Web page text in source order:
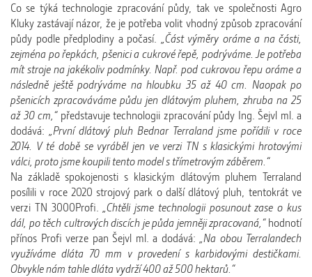
Co se týká technologie zpracování půdy, tak ve společnosti Agro
Kluky zastávají názor, že je potřeba volit vhodný způsob zpracování
půdy podle předplodiny a počasí. „Část výměry oráme a na části,
zejména po řepkách, pšenici a cukrové řepě, podrýváme. Je potřeba
mít stroje na jakékoliv podmínky. Např. pod cukrovou řepu oráme a
následně ještě podrýváme na hloubku 35 až 40 cm. Naopak po
pšenicích zpracováváme půdu jen dlátovým pluhem, zhruba na 25
až 30 cm,“ představuje technologii zpracování půdy Ing. Šejvl ml. a
dodává: „První dlátový pluh Bednar Terraland jsme pořídili v roce
2014. V té době se vyráběl jen ve verzi TN s klasickými hrotovými
válci, proto jsme koupili tento model s třímetrovým záběrem.“
Na základě spokojenosti s klasickým dlátovým pluhem Terraland
posílili v roce 2020 strojový park o další dlátový pluh, tentokrát ve
verzi TN 3000Profi.„Chtěli jsme technologii posunout zase o kus
dál, po těch cultrových discích je půda jemněji zpracovaná,“hodnotí
přínos Profi verze pan Šejvl ml. a dodává: „Na obou Terralandech
využíváme dláta 70 mm v provedení s karbidovými destičkami.
Obvykle nám tahle dláta vydrží 400 až 500 hektarů.“